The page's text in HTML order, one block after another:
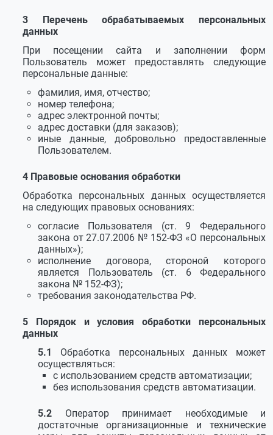
Перечень обрабатываемых персональных
данных
При посещении сайта и заполнении форм
Пользователь может предоставлять следующие
персональные данные:
фамилия, имя, отчество;
номер телефона;
адрес электронной почты;
адрес доставки (для заказов);
иные данные, добровольно предоставленные
Пользователем.
Правовые основания обработки
Обработка персональных данных осуществляется
на следующих правовых основаниях:
согласие Пользователя (ст. 9 Федерального
закона от 27.07.2006 № 152‑ФЗ «О персональных
данных»);
исполнение договора, стороной которого
является Пользователь (ст. 6 Федерального
закона № 152‑ФЗ);
требования законодательства РФ.
Порядок и условия обработки персональных
данных
Обработка персональных данных может
осуществляться:
с использованием средств автоматизации;
без использования средств автоматизации.
Оператор принимает необходимые и
достаточные организационные и технические